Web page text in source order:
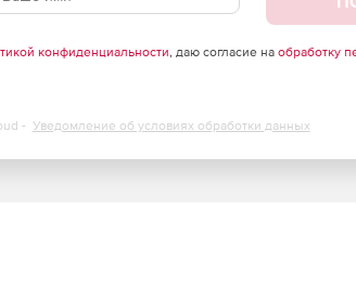
конфиденциальности, даю согласие на обработку
- Уведомление об условиях обработки данных